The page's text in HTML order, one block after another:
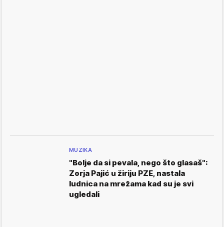
MUZIKA
"Bolje da si pevala, nego što glasaš":
Zorja Pajić u žiriju PZE, nastala
ludnica na mrežama kad su je svi
ugledali